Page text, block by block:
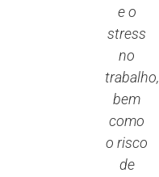
e o
stress
no
trabalho,
bem
como
o risco
de